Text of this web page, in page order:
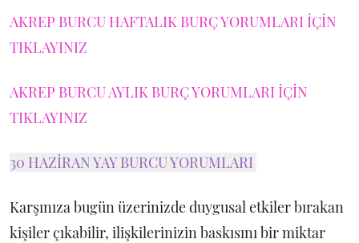
AKREP BURCU HAFTALIK BURÇ YORUMLARI İÇİN
TIKLAYINIZ
AKREP BURCU AYLIK BURÇ YORUMLARI İÇİN
TIKLAYINIZ
30 HAZİRAN YAY BURCU YORUMLARI
Karşınıza bugün üzerinizde duygusal etkiler bırakan
kişiler çıkabilir, ilişkilerinizin baskısını bir miktar